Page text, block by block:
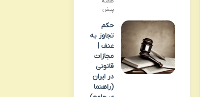
پیش
حکم
تجاوز به
عنف |
مجازات
قانونی
در ایران
(راهنما